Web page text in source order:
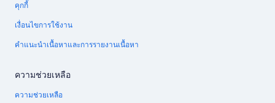
คุกกี้
เงื่อนไขการใช้งาน
คำแนะนำเนื้อหาและการรายงานเนื้อหา
ความช่วยเหลือ
ความช่วยเหลือ